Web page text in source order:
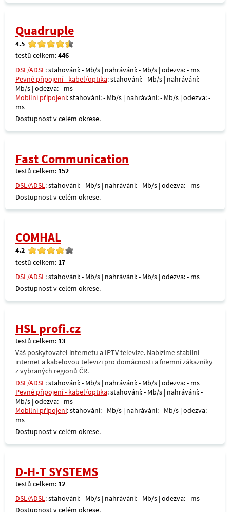
Quadruple
4.5
testů celkem:446
DSL/ADSL: stahování: - Mb/s | nahrávání: - Mb/s | odezva: - ms
Pevné připojení - kabel/optika: stahování: - Mb/s | nahrávání: -
Mb/s | odezva: - ms
Mobilní připojení: stahování: - Mb/s | nahrávání: - Mb/s | odezva: -
ms
Dostupnost v celém okrese.
Fast Communication
testů celkem: 152
DSL/ADSL: stahování: - Mb/s | nahrávání: - Mb/s | odezva: - ms
Dostupnost v celém okrese.
COMHAL
4.2
testů celkem: 17
DSL/ADSL: stahování: - Mb/s | nahrávání: - Mb/s | odezva: - ms
Dostupnost v celém okrese.
HSL profi.cz
testů celkem: 13
Váš poskytovatel internetu a IPTV televize. Nabízíme stabilní
internet a kabelovou televizi pro domácnosti a firemní zákazníky
z vybraných regionů ČR.
DSL/ADSL: stahování: - Mb/s | nahrávání: - Mb/s | odezva: - ms
Pevné připojení - kabel/optika: stahování: - Mb/s | nahrávání: -
Mb/s | odezva: - ms
Mobilní připojení: stahování: - Mb/s | nahrávání: - Mb/s | odezva: -
ms
Dostupnost v celém okrese.
D-H-T SYSTEMS
testů celkem: 12
DSL/ADSL: stahování: - Mb/s | nahrávání: - Mb/s | odezva: - ms
Dostupnost v celém okrese.